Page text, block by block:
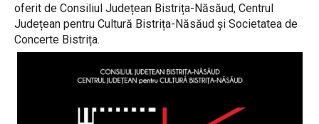
oferit de Consiliul Județean Bistrița-Năsăud, Centrul
Județean pentru Cultură Bistrița-Năsăud și Societatea de
Concerte Bistrița.